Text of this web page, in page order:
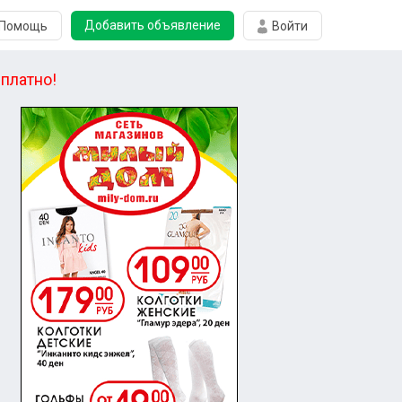
Добавить объявление Войти